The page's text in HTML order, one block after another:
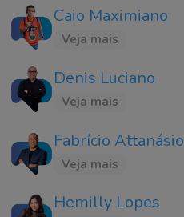
Caio Maximiano
Veja mais
Denis Luciano
Veja mais
Fabrício Attanásio
Veja mais
Hemilly Lopes